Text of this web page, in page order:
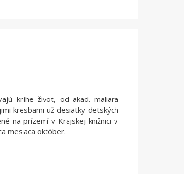
knihe život, od akad. maliara
kresbami už desiatky detských
na prízemí v Krajskej knižnici v
mesiaca október.